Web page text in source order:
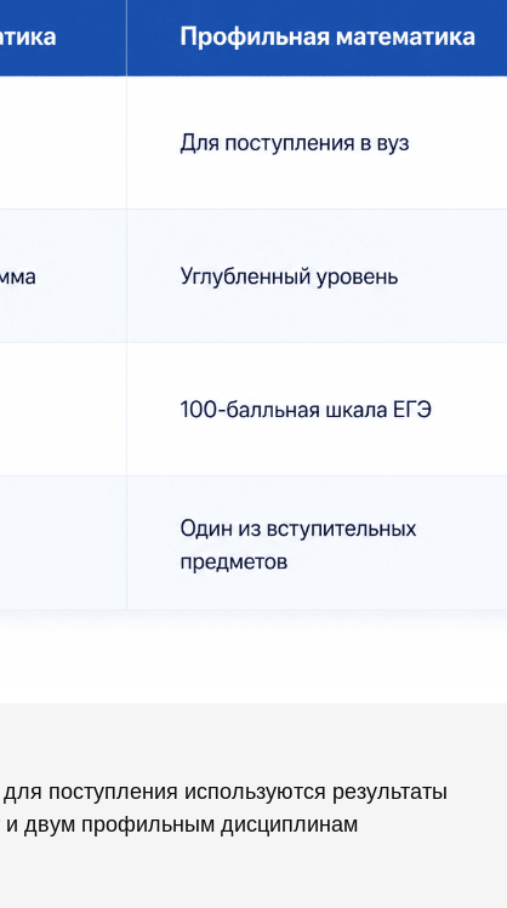
поступления используются результаты
и двум профильным дисциплинам